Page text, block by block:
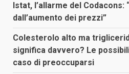
Istat, l’allarme del
dall’aumento dei prezzi”
Colesterolo alto ma
significa davvero? Le
caso di preoccuparsi